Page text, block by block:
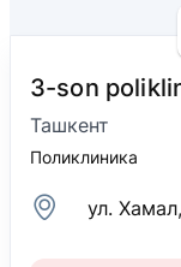
3-son
Ташкент
Поликлиника
ул.